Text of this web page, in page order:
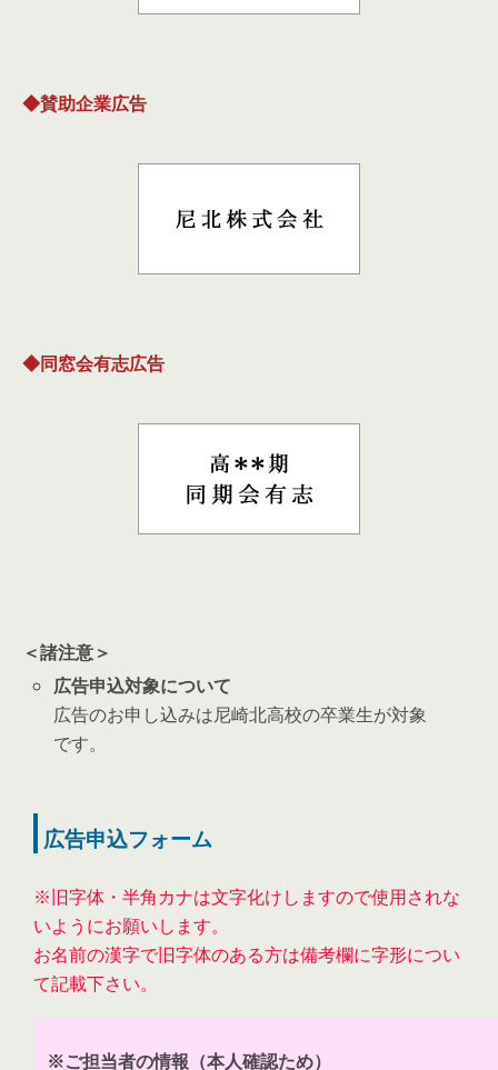
◆賛助企業広告
◆同窓会有志広告
＜諸注意＞
広告申込対象について
広告のお申し込みは尼崎北高校の卒業生が対象
です。
広告申込フォーム
※旧字体・半角カナは文字化けしますので使用されな
いようにお願いします。
お名前の漢字で旧字体のある方は備考欄に字形につい
て記載下さい。
※ご担当者の情報（本人確認ため）